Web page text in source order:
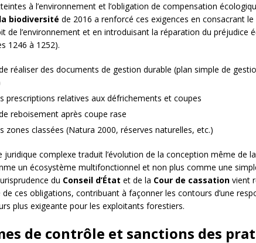
à l’environnement et l’obligation de compensation
biodiversité de 2016 a renforcé ces exigences en consacrant
de l’environnement et en introduisant la réparation du préjudice
1246 à 1252).
réaliser des documents de gestion durable (plan simple de
prescriptions relatives aux défrichements et coupes
reboisement après coupe rase
zones classées (Natura 2000, réserves naturelles, etc.)
juridique complexe traduit l’évolution de la conception même de
un écosystème multifonctionnel et non plus comme une
du Conseil d’État et de la Cour de cassation vient
ces obligations, contribuant à façonner les contours d’une
plus exigeante pour les exploitants forestiers.
de contrôle et sanctions des